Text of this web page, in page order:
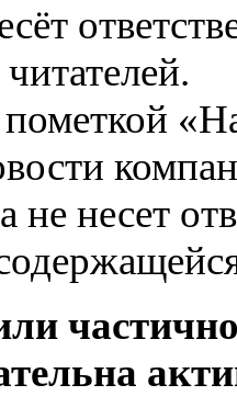
не несет